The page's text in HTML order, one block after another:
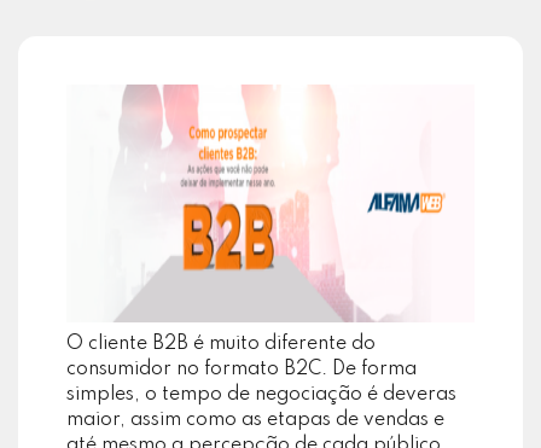
O cliente B2B é muito diferente do
consumidor no formato B2C. De forma
simples, o tempo de negociação é deveras
maior, assim como as etapas de vendas e